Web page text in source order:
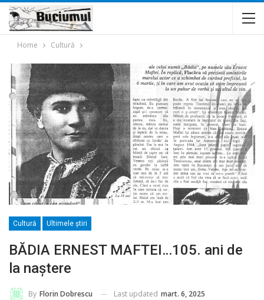
Home Cultură
Cultură Ultimele ştiri
BĂDIA ERNEST MAFTEI…105. ani de
la naștere
By Florin Dobrescu Last updated mart. 6, 2025